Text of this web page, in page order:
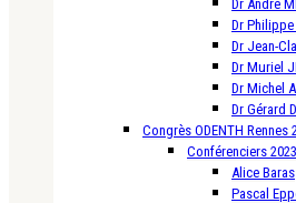
Dr André
Dr Philippe
Dr Jean-
Dr Muriel
Dr Michel
Dr Gérard
Congrès ODENTH Rennes
Conférenciers 2023
Alice Baras
Pascal